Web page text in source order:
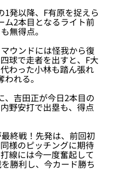
発以降、F有原を捉えら
ム2本目となるライト前
無得点。
ウンドには怪我から復
球で走者を出すと、F大
わった小林も踏ん張れ
れる。
、吉田正が今日2本目の
野安打で出塁も、得点
終戦！先発は、前回初
様のピッチングに期待
線には今一度奮起して
勝利し、今カード勝ち